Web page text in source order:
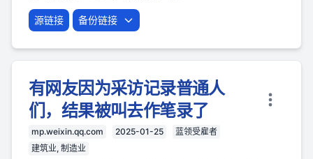
源链接 备份链接
有网友因为采访记录普通人
们，结果被叫去作笔录了
mp.weixin.qq.com 2025-01-25
蓝领受雇者
建筑业, 制造业